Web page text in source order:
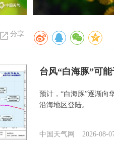
分享
台风“白海豚”可
预计，“白海豚”逐渐向
沿海地区登陆。
中国天气网 2026-08-